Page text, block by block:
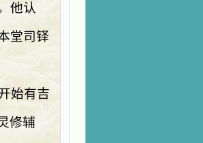
他认
堂司铎
始有吉
修辅